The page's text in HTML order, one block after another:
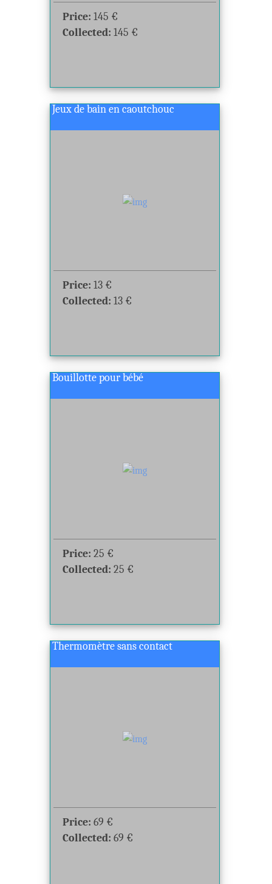
Price: 145 €
Collected: 145 €
Jeux de bain en caoutchouc
Price: 13 €
Collected: 13 €
Bouillotte pour bébé
Price: 25 €
Collected: 25 €
Thermomètre sans contact
Price: 69 €
Collected: 69 €